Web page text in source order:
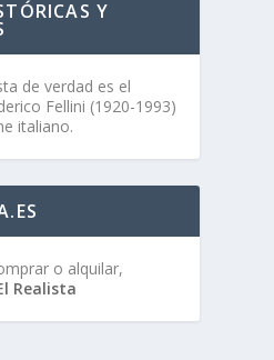
Y
de verdad es el
Fellini (1920-1993)
italiano.
o alquilar,
Realista